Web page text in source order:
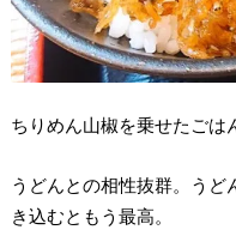
ちりめん山椒を乗せたごは
うどんとの相性抜群。うど
き込むともう最高。